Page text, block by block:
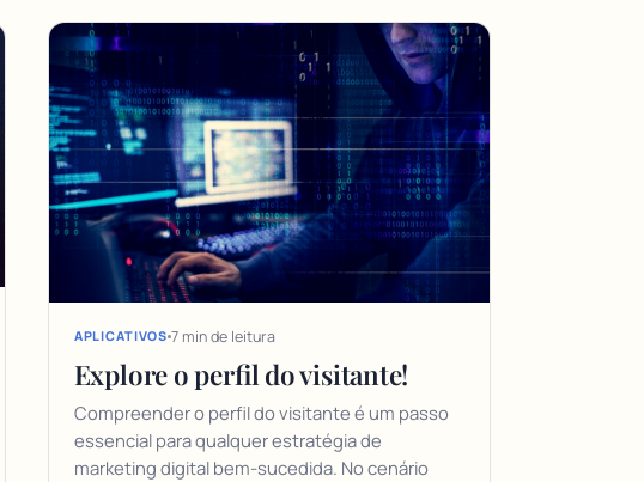
APLICATIVOS 7 min de leitura
Explore o perfil do visitante!
Compreender o perfil do visitante é um passo
essencial para qualquer estratégia de
marketing digital bem-sucedida. No cenário